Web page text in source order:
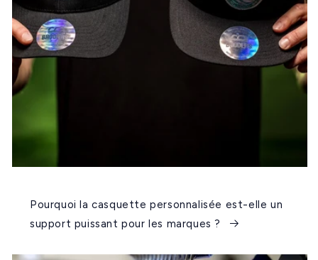
Pourquoi la casquette personnalisée est-elle un
support puissant pour les marques ?